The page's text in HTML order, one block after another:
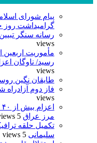
پیام شورای
گرامیداشت روز
رسانه سنگر
views
مأموریت اربعین
رسید/ ناوگان
views
طایقان نگین
فاز دوم
views
مرز عراق 5 views
تکمیل حلقه
سلیمانی 5 views